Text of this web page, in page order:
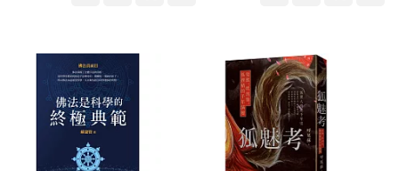
童趣出版有限公司(28)
蘇我捨恥(28)
湖北少年兒童出版社(160)
江西教育出版社(159)